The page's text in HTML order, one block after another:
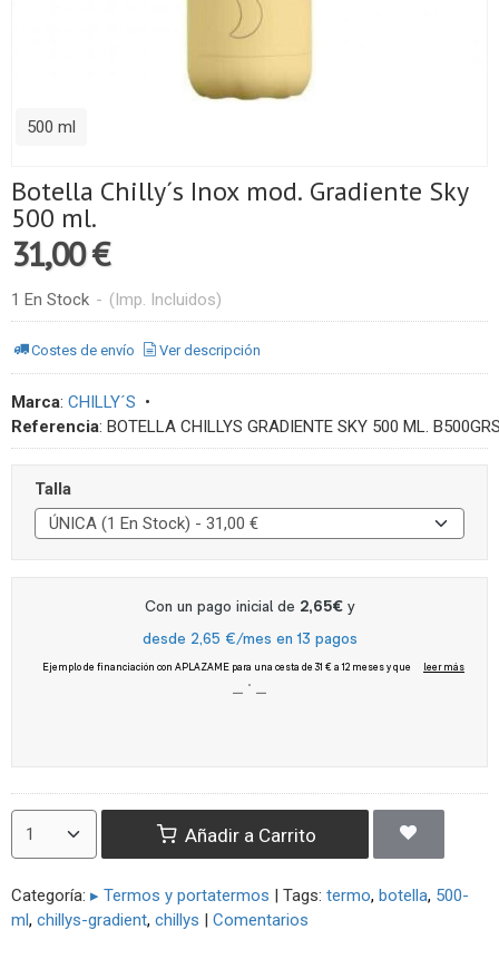
500 ml
Botella Chilly´s Inox mod. Gradiente Sky
500 ml.
31,00 €
1 En Stock - (Imp. Incluidos)
Costes de envío Ver descripción
Marca: CHILLY´S •
Referencia: BOTELLA CHILLYS GRADIENTE SKY 500 ML.
Talla
Añadir a Carrito
Categoría: ▸ Termos y portatermos Tags: termo botella 500-
ml
chillys-gradient chillys Comentarios